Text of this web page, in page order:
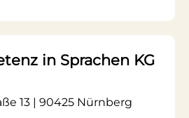
in Sprachen KG
13 | 90425 Nürnberg